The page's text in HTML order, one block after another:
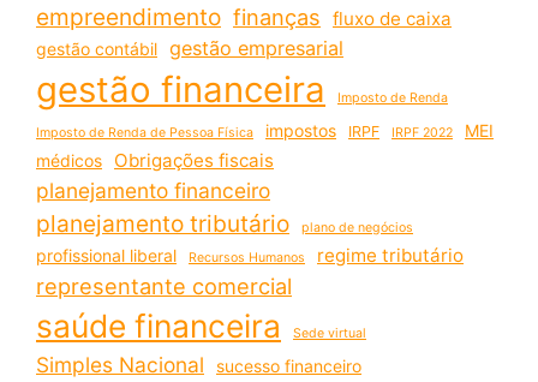
empreendimento finanças fluxo de caixa
gestão contábil gestão empresarial
gestão financeira Imposto de Renda
Imposto de Renda de Pessoa Física impostos IRPF IRPF 2022
MEI
médicos
Obrigações fiscais
planejamento financeiro
planejamento tributário plano de negócios
profissional liberal Recursos Humanos regime tributário
representante comercial
saúde financeira Sede virtual
Simples Nacional sucesso financeiro